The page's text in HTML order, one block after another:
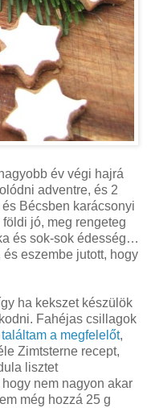
év végi hajrá
adventre, és 2
Bécsben karácsonyi
jó, meg rengeteg
és sok-sok édesség…
eszembe jutott, hogy
ha kekszet készülök
Fahéjas csillagok
a megfelelőt,
Zimtsterne recept,
lisztet
nem nagyon akar
még hozzá 25 g